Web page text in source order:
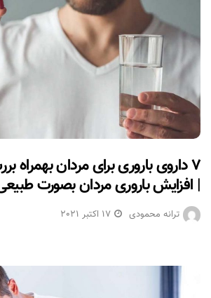
۷ داروی باروری برای مردان بهمراه
| افزایش باروری مردان بصورت
ترانه محمودی 17 اکتبر 2021